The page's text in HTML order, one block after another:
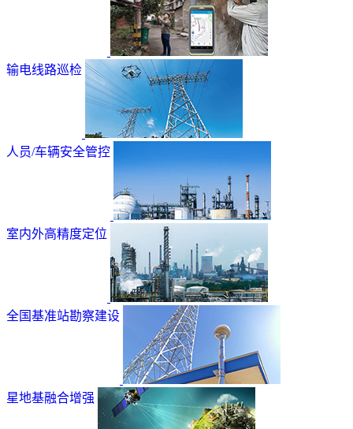
输电线路巡检
人员/车辆安全管控
室内外高精度定位
全国基准站勘察建设
星地基融合增强